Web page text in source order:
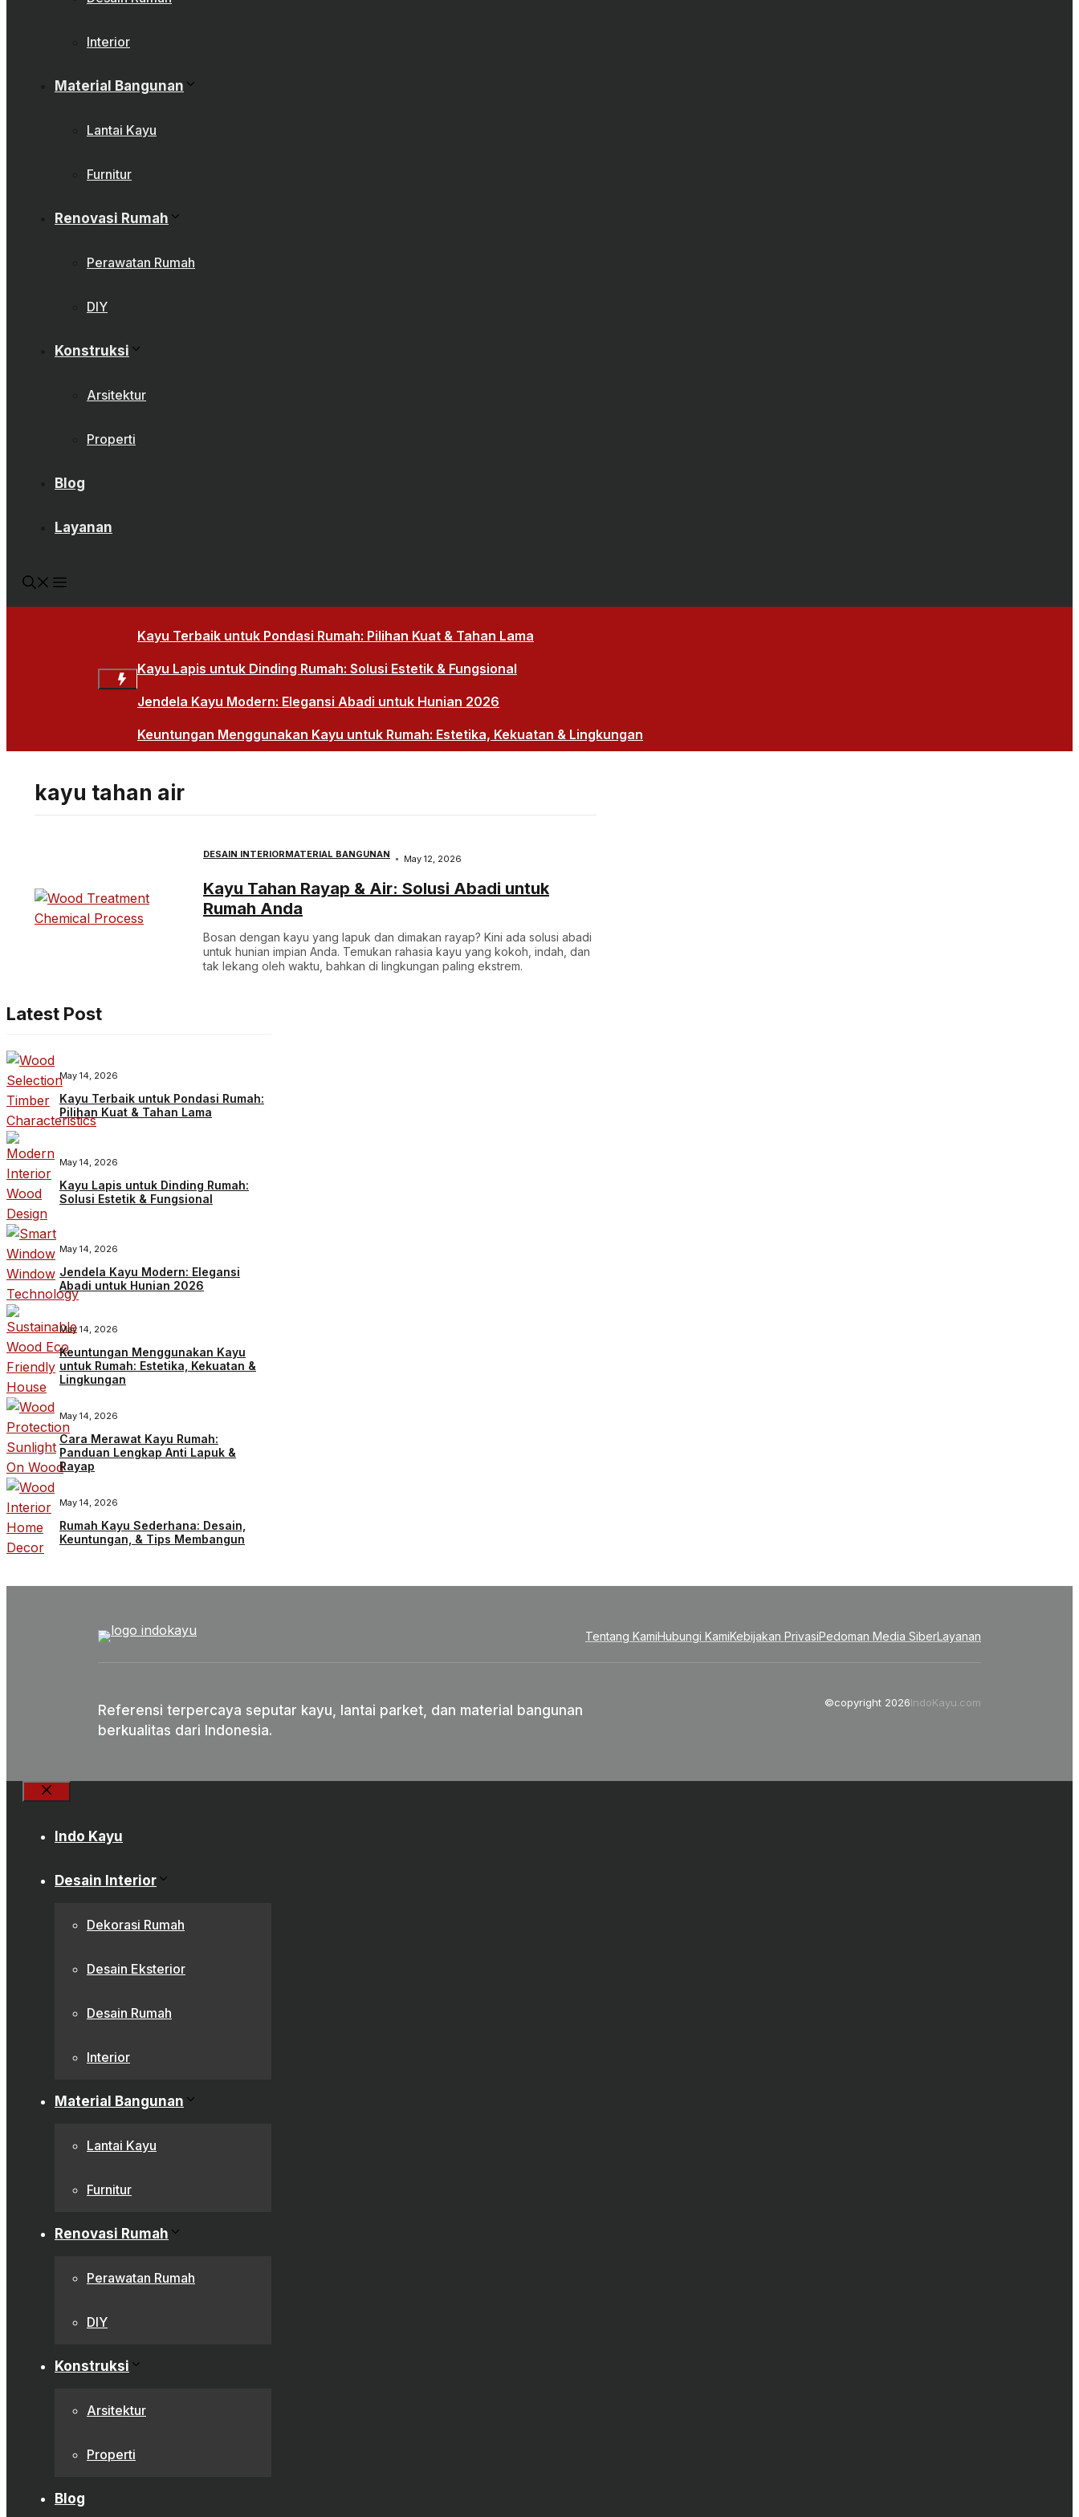
Interior
Material Bangunan
Lantai Kayu
Furnitur
Renovasi Rumah
Perawatan Rumah
DIY
Konstruksi
Arsitektur
Properti
Blog
Layanan
Kayu Terbaik untuk Pondasi Rumah: Pilihan Kuat & Tahan Lama
Kayu Lapis untuk Dinding Rumah: Solusi Estetik & Fungsional
Jendela Kayu Modern: Elegansi Abadi untuk Hunian 2026
Keuntungan Menggunakan Kayu untuk Rumah: Estetika, Kekuatan & Lingkungan
kayu tahan air
DESAIN INTERIORMATERIAL BANGUNAN May 12, 2026
Kayu Tahan Rayap & Air: Solusi Abadi untuk
Rumah Anda
Bosan dengan kayu yang lapuk dan dimakan rayap? Kini ada solusi abadi
untuk hunian impian Anda. Temukan rahasia kayu yang kokoh, indah, dan
tak lekang oleh waktu, bahkan di lingkungan paling ekstrem.
Latest Post
May 14, 2026
Kayu Terbaik untuk Pondasi Rumah:
Pilihan Kuat & Tahan Lama
May 14, 2026
Kayu Lapis untuk Dinding Rumah:
Solusi Estetik & Fungsional
May 14, 2026
Jendela Kayu Modern: Elegansi
Abadi untuk Hunian 2026
May 14, 2026
Keuntungan Menggunakan Kayu
untuk Rumah: Estetika, Kekuatan &
Lingkungan
May 14, 2026
Cara Merawat Kayu Rumah:
Panduan Lengkap Anti Lapuk &
Rayap
May 14, 2026
Rumah Kayu Sederhana: Desain,
Keuntungan, & Tips Membangun
Tentang KamiHubungi KamiKebijakan PrivasiPedoman Media SiberLayanan
Referensi terpercaya seputar kayu, lantai parket, dan material bangunan
berkualitas dari Indonesia.
©copyright 2026IndoKayu.com
Indo Kayu
Desain Interior
Dekorasi Rumah
Desain Eksterior
Desain Rumah
Interior
Material Bangunan
Lantai Kayu
Furnitur
Renovasi Rumah
Perawatan Rumah
DIY
Konstruksi
Arsitektur
Properti
Blog